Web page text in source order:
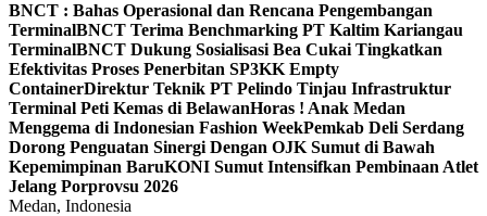
BNCT : Bahas Operasional dan Rencana Pengembangan
TerminalBNCT Terima Benchmarking PT Kaltim Kariangau
TerminalBNCT Dukung Sosialisasi Bea Cukai Tingkatkan
Efektivitas Proses Penerbitan SP3KK Empty
ContainerDirektur Teknik PT Pelindo Tinjau Infrastruktur
Terminal Peti Kemas di BelawanHoras ! Anak Medan
Menggema di Indonesian Fashion WeekPemkab Deli Serdang
Dorong Penguatan Sinergi Dengan OJK Sumut di Bawah
Kepemimpinan BaruKONI Sumut Intensifkan Pembinaan Atlet
Jelang Porprovsu 2026
Medan, Indonesia